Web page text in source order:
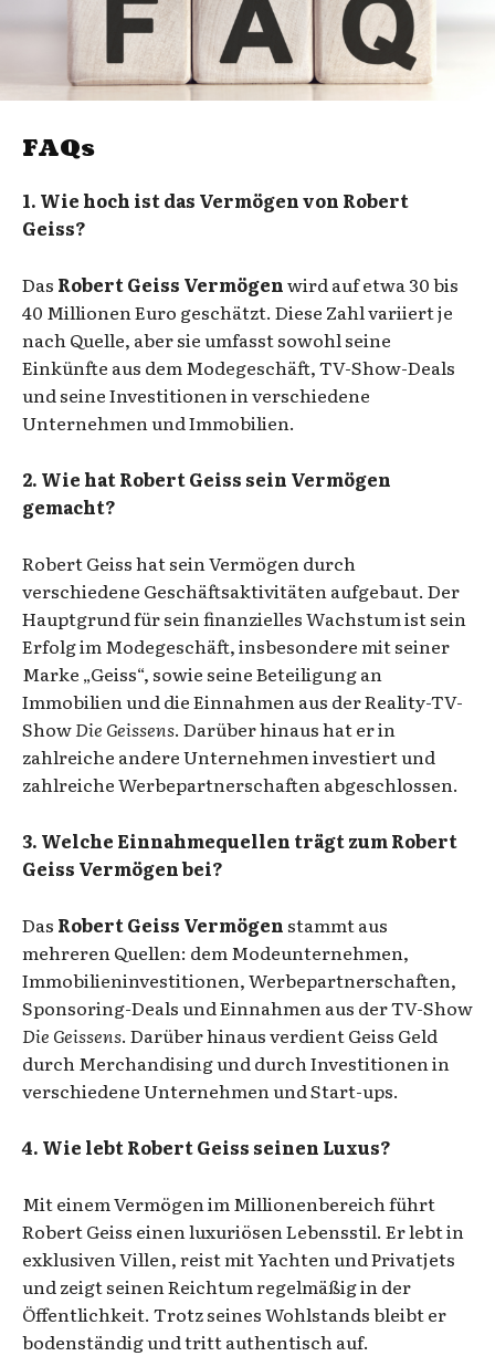
FAQs
1. Wie hoch ist das Vermögen von Robert
Geiss?
Das Robert Geiss Vermögenwird auf etwa 30 bis
40 Millionen Euro geschätzt. Diese Zahl variiert je
nach Quelle, aber sie umfasst sowohl seine
Einkünfte aus dem Modegeschäft, TV-Show-Deals
und seine Investitionen in verschiedene
Unternehmen und Immobilien.
2. Wie hat Robert Geiss sein Vermögen
gemacht?
Robert Geiss hat sein Vermögen durch
verschiedene Geschäftsaktivitäten aufgebaut. Der
Hauptgrund für sein finanzielles Wachstum ist sein
Erfolg im Modegeschäft, insbesondere mit seiner
Marke „Geiss“, sowie seine Beteiligung an
Immobilien und die Einnahmen aus der Reality-TV-
ShowDie Geissens. Darüber hinaus hat er in
zahlreiche andere Unternehmen investiert und
zahlreiche Werbepartnerschaften abgeschlossen.
3. Welche Einnahmequellen trägt zum Robert
Geiss Vermögen bei?
Das Robert Geiss Vermögen stammt aus
mehreren Quellen: dem Modeunternehmen,
Immobilieninvestitionen, Werbepartnerschaften,
Sponsoring-Deals und Einnahmen aus der TV-Show
Die Geissens. Darüber hinaus verdient Geiss Geld
durch Merchandising und durch Investitionen in
verschiedene Unternehmen und Start-ups.
4. Wie lebt Robert Geiss seinen Luxus?
Mit einem Vermögen im Millionenbereich führt
Robert Geiss einen luxuriösen Lebensstil. Er lebt in
exklusiven Villen, reist mit Yachten und Privatjets
und zeigt seinen Reichtum regelmäßig in der
Öffentlichkeit. Trotz seines Wohlstands bleibt er
bodenständig und tritt authentisch auf.